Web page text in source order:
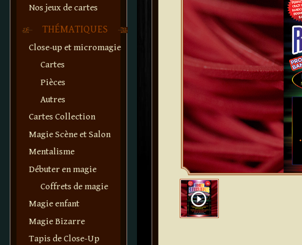
Nos jeux de cartes
THÉMATIQUES
Close-up et micromagie
Cartes
Pièces
Autres
Cartes Collection
Magie Scène et Salon
Mentalisme
Débuter en magie
Coffrets de magie
Magie enfant
Magie Bizarre
Tapis de Close-Up
play_circle_outline